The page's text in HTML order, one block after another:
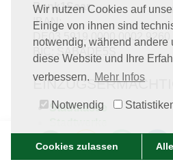
Wir nutzen Cookies auf
Einige von ihnen sind
notwendig, während andere
diese Website und Ihre
verbessern. Mehr Infos
Notwendig
Cookies zulassen
Bank1Saar
IBAN:
DE03 5919 0000 0002 9260
BIC: SABADE5S
Stadtkasse